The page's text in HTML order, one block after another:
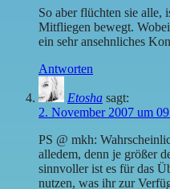
So aber flüchten sie alle,
Mitfliegen bewegt. Wobei
ein sehr ansehnliches
Antworten
Etosha sagt:
2. November 2007 um
PS @ mkh:
alledem, denn je größer
sinnvoller ist es für das
nutzen, was ihr zur